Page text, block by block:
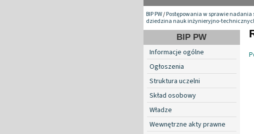
BIP PW/Postępowania w sprawie
dziedzina nauk inżynieryjno-
BIP PW
Informacje ogólne
Ogłoszenia
Struktura uczelni
Skład osobowy
Władze
Wewnętrzne akty prawne